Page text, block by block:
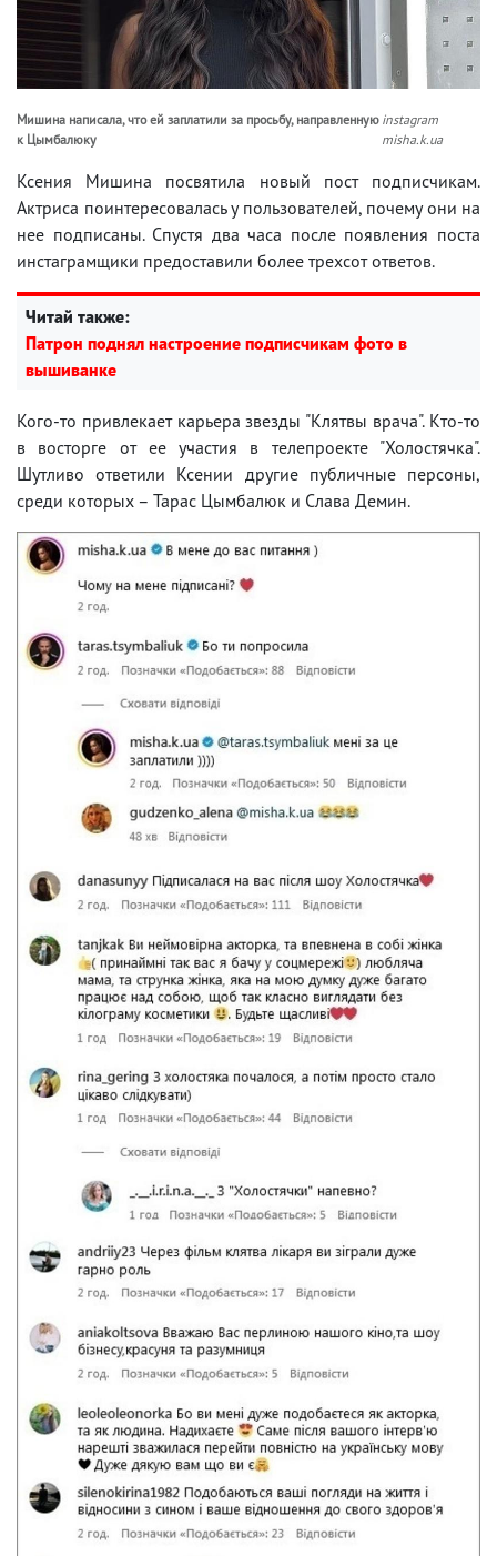
Мишина написала, что ей заплатили за просьбу, направленную
к Цымбалюку
instagram
misha.k.ua
Ксения Мишина посвятила новый пост подписчикам.
Актриса поинтересовалась у пользователей, почему они на
нее подписаны. Спустя два часа после появления поста
инстаграмщики предоставили более трехсот ответов.
Читай также:
Патрон поднял настроение подписчикам фото в
вышиванке
Кого-то привлекает карьера звезды "Клятвы врача". Кто-то
в восторге от ее участия в телепроекте "Холостячка".
Шутливо ответили Ксении другие публичные персоны,
среди которых – Тарас Цымбалюк и Слава Демин.